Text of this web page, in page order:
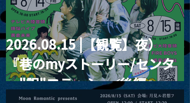
2026.08.15 |【観覧】夜）
『巷のmyストーリー/センタ
ー"訳"フラッシュ⚡️後編』